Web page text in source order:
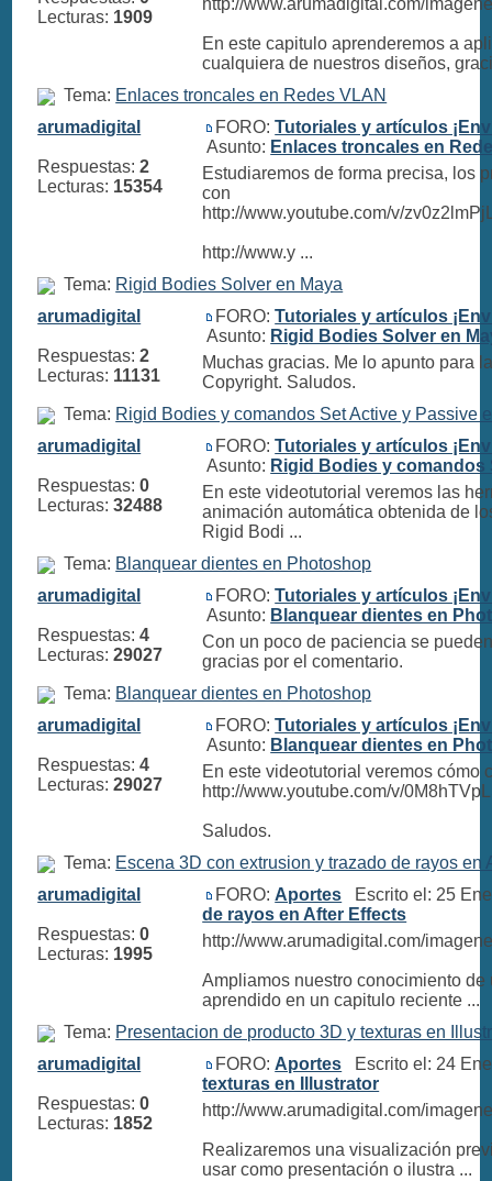
Lecturas: 1909
http://www.arumadigital.com/
En este capitulo aprenderemos a
cualquiera de nuestros diseños,
Tema: Enlaces troncales en Redes VLAN
arumadigital
Respuestas:2
Lecturas: 15354
FORO:Tutoriales y artículos
Asunto: Enlaces troncales en
Estudiaremos de forma precisa, los
con
http://www.youtube.com/v/
http://www.y ...
Tema: Rigid Bodies Solver en Maya
arumadigital
Respuestas:2
Lecturas: 11131
FORO:Tutoriales y artículos
Asunto: Rigid Bodies Solver en
Muchas gracias. Me lo apunto para
Copyright. Saludos.
Tema: Rigid Bodies y comandos Set Active y Passive
arumadigital
Respuestas:0
Lecturas:32488
FORO:Tutoriales y artículos
Asunto: Rigid Bodies y comandos
En este videotutorial veremos las
animación automática obtenida de
Rigid Bodi ...
Tema: Blanquear dientes en Photoshop
arumadigital
Respuestas:4
Lecturas:29027
FORO:Tutoriales y artículos
Asunto: Blanquear dientes en
Con un poco de paciencia se
gracias por el comentario.
Tema: Blanquear dientes en Photoshop
arumadigital
Respuestas:4
Lecturas:29027
FORO:Tutoriales y artículos
Asunto: Blanquear dientes en
En este videotutorial veremos cómo
http://www.youtube.com/v/
Saludos.
Tema: Escena 3D con extrusion y trazado de rayos en
arumadigital
Respuestas:0
Lecturas: 1995
FORO: Aportes Escrito el: 25
de rayos en After Effects
http://www.arumadigital.com/
Ampliamos nuestro conocimiento
aprendido en un capitulo reciente ...
Tema: Presentacion de producto 3D y texturas en
arumadigital
Respuestas:0
Lecturas: 1852
FORO: Aportes Escrito el: 24
texturas en Illustrator
http://www.arumadigital.com/
Realizaremos una visualización
usar como presentación o ilustra ...